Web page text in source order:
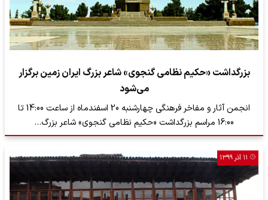
بزرگداشت «حکیم نظامی گنجوی» شاعر بزرگ ایران زمین برگزار
می‌شود
انجمن آثار و مفاخر فرهنگی چهارشنبه 20 اسفندماه از ساعت 14:00 تا
16:00 مراسم بزرگداشت «حکیم نظامی گنجوی» شاعر بزرگ…
۱۱ آذر ۱۳۹۹